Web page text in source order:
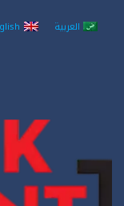
العربية